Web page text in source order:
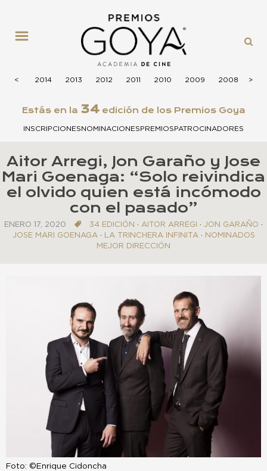
<
<
2015 2014 2013 2012 2011 2010 2009 2008 >
>
Estás en la 34edición de los Premios Goya
INSCRIPCIONESNOMINACIONESPREMIOSPATROCINADORES
Aitor Arregi, Jon Garaño y Jose
Mari Goenaga: “Solo reivindica
el olvido quien está incómodo
con el pasado”
ENERO 17, 2020 34 EDICIÓN · AITOR ARREGI · JON GARAÑO ·
JOSE MARI GOENAGA · LA TRINCHERA INFINITA · NOMINADOS
MEJOR DIRECCIÓN
Foto: ©Enrique Cidoncha